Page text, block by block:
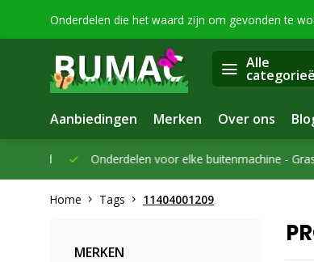
Onderdelen die het waard zijn om gevonden te
Alle
Aanbiedingen Merken Over ons
Onderdelen voor elke buitenmachine -
Home Tags 11404001209
MERKEN